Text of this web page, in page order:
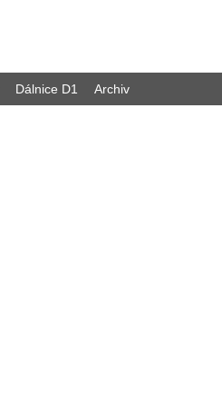
Dálnice D1 Archiv